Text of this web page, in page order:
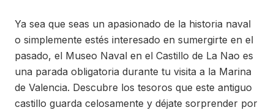
Ya sea que seas un apasionado de la historia naval
o simplemente estés interesado en sumergirte en el
pasado, el Museo Naval en el Castillo de La Nao es
una parada obligatoria durante tu visita a la Marina
de Valencia. Descubre los tesoros que este antiguo
castillo guarda celosamente y déjate sorprender por